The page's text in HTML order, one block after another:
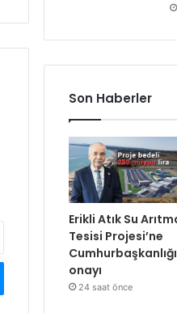
Son Haberler
Erikli Atık Su
Tesisi Projesi’ne
Cumhurbaşkanlığı
onayı
24 saat önce